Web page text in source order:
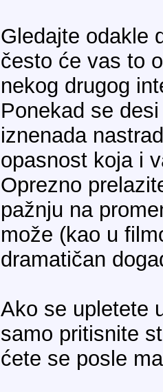
Gledajte odakle
često će vas to
nekog drugog
Ponekad se
iznenada
opasnost koja i
Oprezno
pažnju na
može (kao u
dramatičan
Ako se upletete
samo pritisnite
ćete se posle